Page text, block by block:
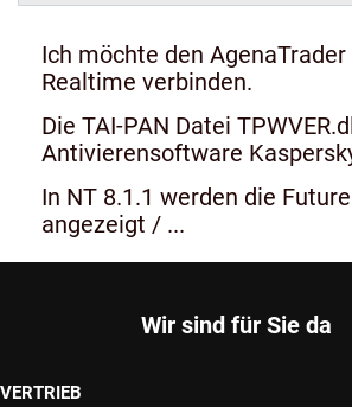
Ich möchte den
Realtime verbinden.
Die TAI-PAN Datei
Antivierensoftware
In NT 8.1.1 werden die
angezeigt / ...
Wir sind für Sie da
VERTRIEB